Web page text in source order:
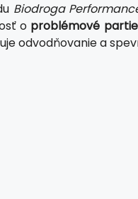
Biodroga
o problémové
odvodňovanie a